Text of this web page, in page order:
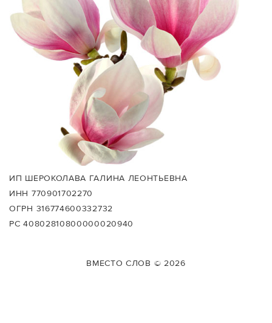
ИП ШЕРОКОЛАВА ГАЛИНА ЛЕОНТЬЕВНА
ИНН 770901702270
ОГРН 316774600332732
РС 40802810800000020940
ВМЕСТО СЛОВ © 2026